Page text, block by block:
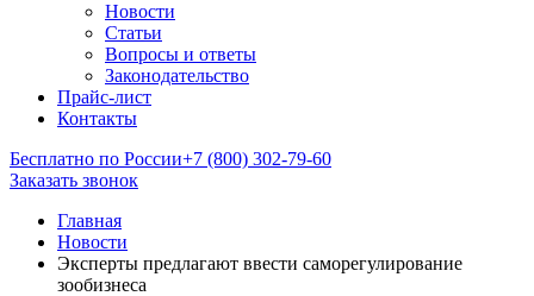
Новости
Статьи
Вопросы и ответы
Законодательство
Прайс-лист
Контакты
Бесплатно по России+7 (800) 302-79-60
Заказать звонок
Главная
Новости
Эксперты предлагают ввести саморегулирование
зообизнеса